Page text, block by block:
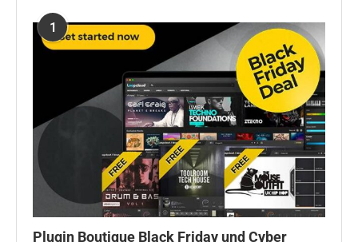
1
Plugin Boutique Black Friday und Cyber